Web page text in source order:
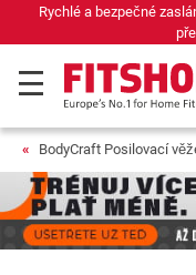
BodyCraft Posilovací